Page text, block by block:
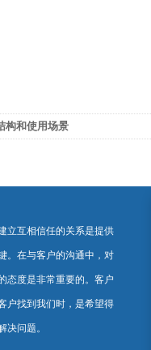
构和使用场景
立互相信任的关系是提供
。在与客户的沟通中，对
态度是非常重要的。客户
户找到我们时，是希望得
决问题。